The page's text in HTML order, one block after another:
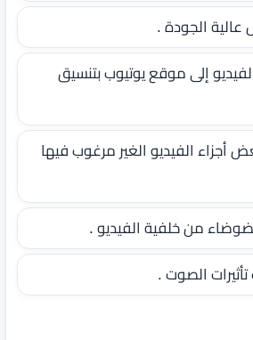
الجودة .
إلى موقع يوتيوب بتنسيق
أجزاء الفيديو الغير مرغوب فيها
من خلفية الفيديو .
الصوت .